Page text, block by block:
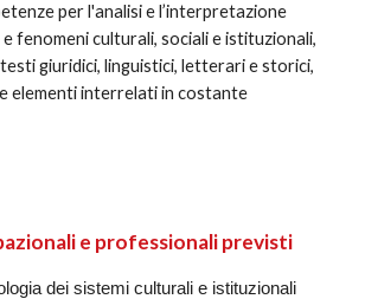
per l'analisi e l’interpretazione
fenomeni culturali, sociali e istituzionali,
giuridici, linguistici, letterari e storici,
elementi interrelati in costante
e professionali previsti
dei sistemi culturali e istituzionali